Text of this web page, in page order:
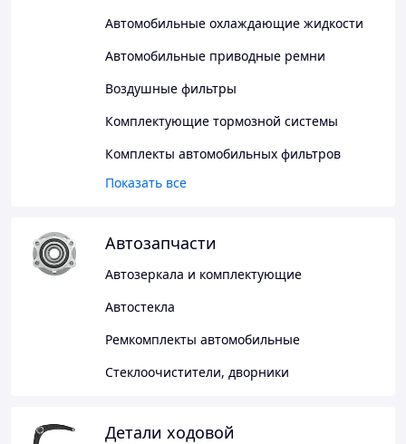
Автомобильные охлаждающие жидкости
Автомобильные приводные ремни
Воздушные фильтры
Комплектующие тормозной системы
Комплекты автомобильных фильтров
Показать все
Автозапчасти
Автозеркала и комплектующие
Автостекла
Ремкомплекты автомобильные
Стеклоочистители, дворники
Детали ходовой